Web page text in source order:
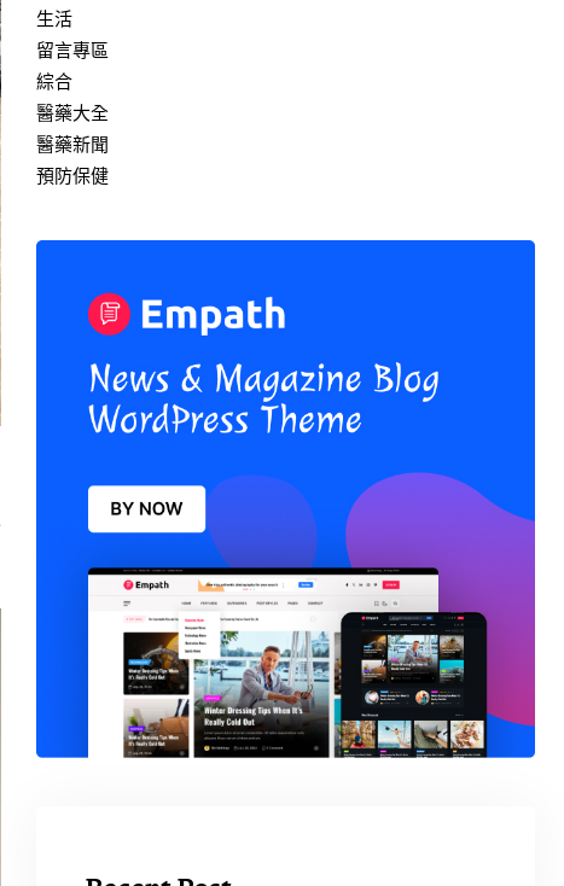
生活
留言專區
綜合
醫藥大全
醫藥新聞
預防保健